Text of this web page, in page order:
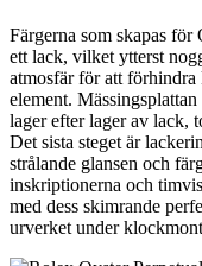
Färgerna som skapas för
ett lack, vilket ytterst
atmosfär för att
element.
lager efter lager av lack,
Det sista steget är
strålande glansen och
inskriptionerna och
med dess skimrande
urverket under